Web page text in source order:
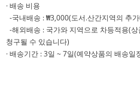
· 배송 비용
-국내배송 : ₩3,000(도서.산간지역의 추
-해외배송 : 국가와 지역으로 차등적용(
청구될 수 있습니다)
· 배송기간 : 3일 ~ 7일(예약상품의 배송